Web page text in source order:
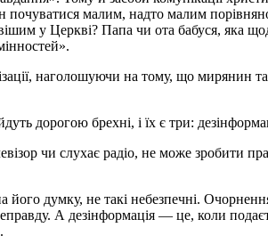
почуватися малим, надто малим
у Церкві? Папа чи ота бабуся, яка
наголошуючи на тому, що мирянин
дорогою брехні, і їх є три:
чи слухає радіо, не може зробити
думку, не такі небезпечні.
А дезінформація — це, коли